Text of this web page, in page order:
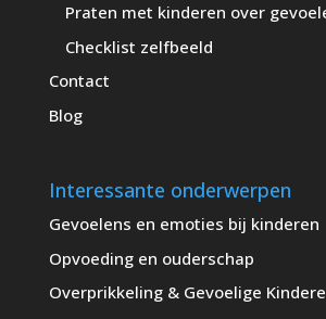
Praten met kinderen over
Checklist zelfbeeld
Contact
Blog
Interessante onderwerpen
Gevoelens en emoties bij kinderen
Opvoeding en ouderschap
Overprikkeling & Gevoelige